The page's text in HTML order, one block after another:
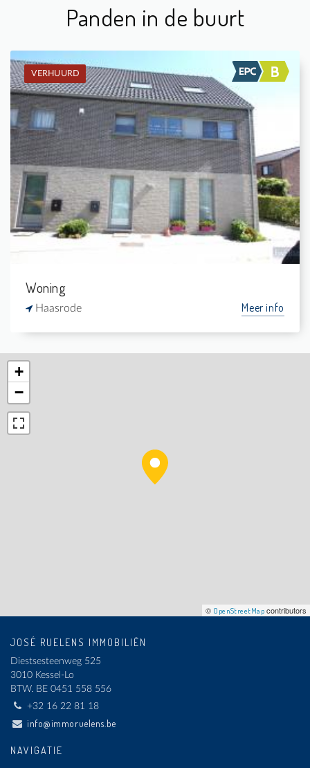
Panden in de buurt
VERHUURD
Verhuurd: Hoekwoning
3
-
1
160 m²
Woning
Haasrode Meer info
+
−
© OpenStreetMap contributors
JOSÉ RUELENS IMMOBILIËN
Diestsesteenweg 525
3010 Kessel-Lo
BTW. BE 0451 558 556
+32 16 22 81 18
info@immoruelens.be
NAVIGATIE